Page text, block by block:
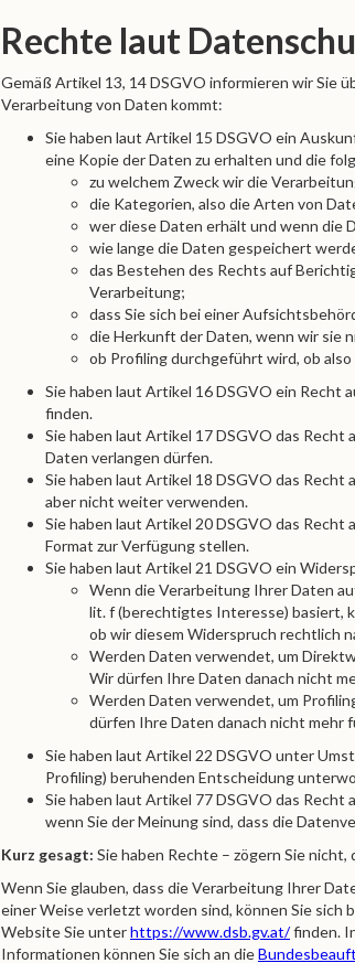
Rechte laut
Gemäß Artikel 13, 14 DSGVO informieren wir Sie
Verarbeitung von Daten kommt:
Sie haben laut Artikel 15 DSGVO ein
eine Kopie der Daten zu erhalten und die
zu welchem Zweck wir die
die Kategorien, also die Arten von
wer diese Daten erhält und wenn die
wie lange die Daten gespeichert
das Bestehen des Rechts auf
Verarbeitung;
dass Sie sich bei einer
die Herkunft der Daten, wenn wir sie
ob Profiling durchgeführt wird, ob
Sie haben laut Artikel 16 DSGVO ein Recht
finden.
Sie haben laut Artikel 17 DSGVO das Recht
Daten verlangen dürfen.
Sie haben laut Artikel 18 DSGVO das
aber nicht weiter verwenden.
Sie haben laut Artikel 20 DSGVO das
Format zur Verfügung stellen.
Sie haben laut Artikel 21 DSGVO ein
Wenn die Verarbeitung Ihrer Daten
lit. f (berechtigtes Interesse) basiert,
ob wir diesem Widerspruch rechtlich
Werden Daten verwendet, um
Wir dürfen Ihre Daten danach nicht
Werden Daten verwendet, um
dürfen Ihre Daten danach nicht mehr
Sie haben laut Artikel 22 DSGVO unter
Profiling) beruhenden Entscheidung
Sie haben laut Artikel 77 DSGVO das
wenn Sie der Meinung sind, dass die
Kurz gesagt: Sie haben Rechte – zögern Sie
Wenn Sie glauben, dass die Verarbeitung Ihrer
einer Weise verletzt worden sind, können Sie
Website Sie unterhttps://www.dsb.gv.at/finden.
Informationen können Sie sich an die